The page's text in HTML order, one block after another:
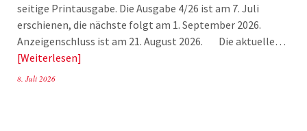
seitige Printausgabe. Die Ausgabe 4/26 ist am 7. Juli
erschienen, die nächste folgt am 1. September 2026.
Anzeigenschluss ist am 21. August 2026. Die aktuelle…
Weiterlesen
8. Juli 2026